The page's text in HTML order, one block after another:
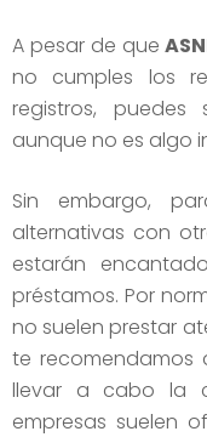
A pesar de que
no cumples los
registros,
aunque no es algo
Sin embargo,
alternativas con
estarán
préstamos. Por
no suelen prestar
te recomendamos
llevar a cabo la
empresas suelen